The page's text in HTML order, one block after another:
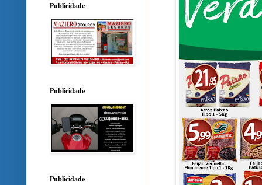
Publicidade
Publicidade
Publicidade